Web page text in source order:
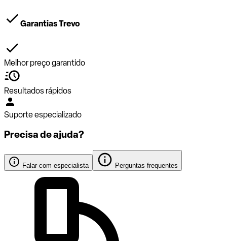
Garantias Trevo
Melhor preço garantido
Resultados rápidos
Suporte especializado
Precisa de ajuda?
Falar com especialista Perguntas frequentes